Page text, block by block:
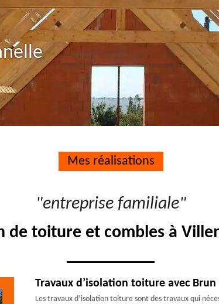
Mes réalisations
"entreprise familiale"
toiture et combles à
Travaux d’isolation toiture avec
Les travaux d’isolation toiture sont des travaux qui